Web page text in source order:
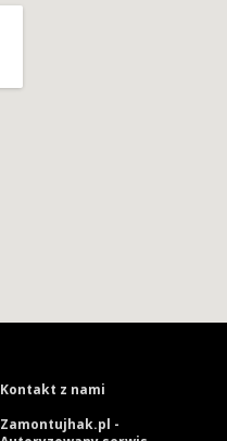
Kontakt z nami
Zamontujhak.pl -